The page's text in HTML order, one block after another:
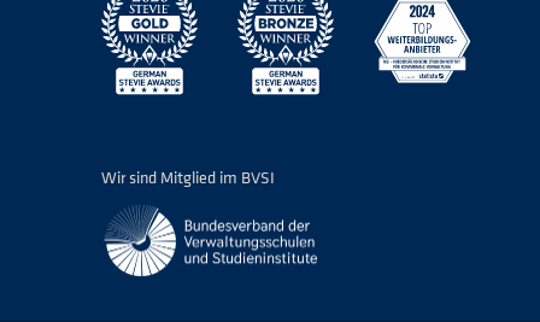
Wir sind Mitglied im BVSI